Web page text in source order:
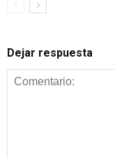
Dejar respuesta